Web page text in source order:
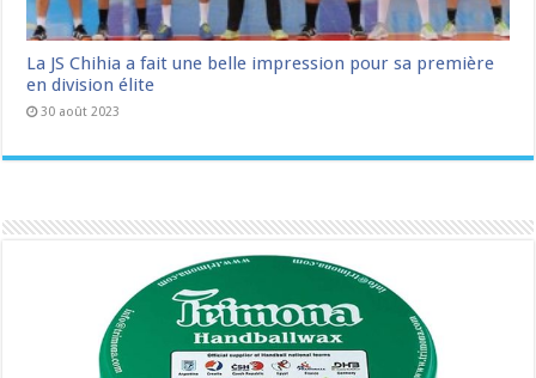
La JS Chihia a fait une belle impression pour sa première
en division élite
30 août 2023